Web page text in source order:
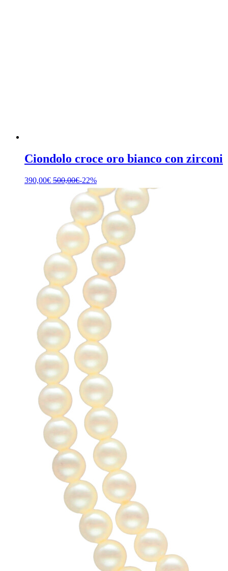
Ciondolo croce oro bianco con zirconi
390,00€ 500,00€-22%